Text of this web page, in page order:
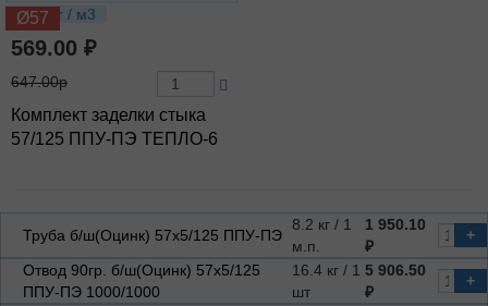
Ø57
1.21 кг / м3
569.00 ₽
647.00р
Комплект заделки стыка
57/125 ППУ-ПЭ ТЕПЛО-6
Труба б/ш(Оцинк) 57х5/125 ППУ-ПЭ
8.2 кг / 1
м.п.
1 950.10
₽
+
Отвод 90гр. б/ш(Оцинк) 57х5/125
ППУ-ПЭ 1000/1000
16.4 кг / 1
шт
5 906.50
₽
+